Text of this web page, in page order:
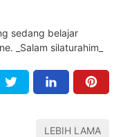
sedang belajar
_Salam silaturahim_
LEBIH LAMA